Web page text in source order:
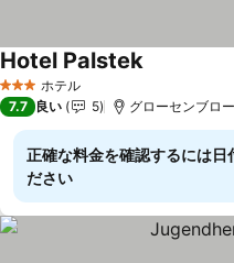
3 ホテルのランク
ホテル
Hotel Palstek料金を表示
7.7 良い 5 グローセンブロ
正確な料金を確認するには日
ださい